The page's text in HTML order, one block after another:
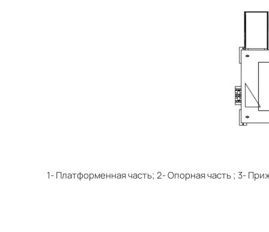
1- Платформенная часть; 2- Опорная часть; 3-